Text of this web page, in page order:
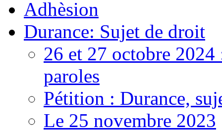
Adhèsion
Durance: Sujet de droit
26 et 27 octobre 2024
paroles
Pétition : Durance,
Le 25 novembre 2023